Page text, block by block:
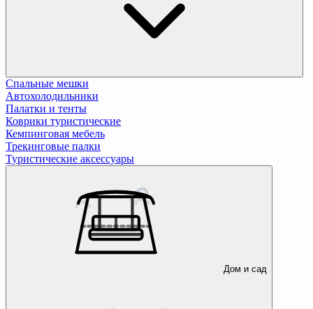
Спальные мешки
Автохолодильники
Палатки и тенты
Коврики туристические
Кемпинговая мебель
Трекинговые палки
Туристические аксессуары
Дом и сад